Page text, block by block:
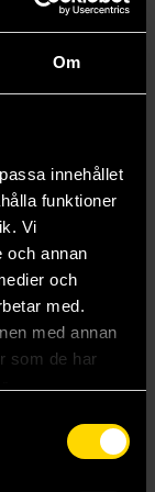
Om
innehållet
funktioner
Vi
och annan
och
med.
med annan
som de har